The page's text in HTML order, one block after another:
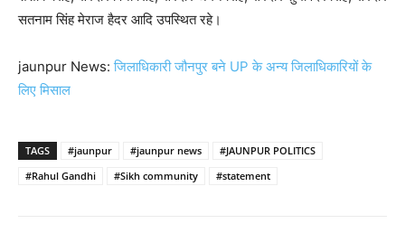
सतनाम सिंह मेराज हैदर आदि उपस्थित रहे।
jaunpur News:जिलाधिकारी जौनपुर बने UP के अन्य जिलाधिकारियों के
लिए मिसाल
TAGS #jaunpur #jaunpur news
#JAUNPUR POLITICS
#Rahul Gandhi
#Sikh community #statement